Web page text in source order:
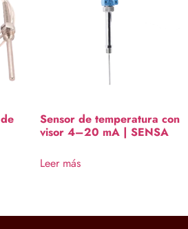
Sensor de temperatura con
visor 4–20 mA | SENSA
Leer más